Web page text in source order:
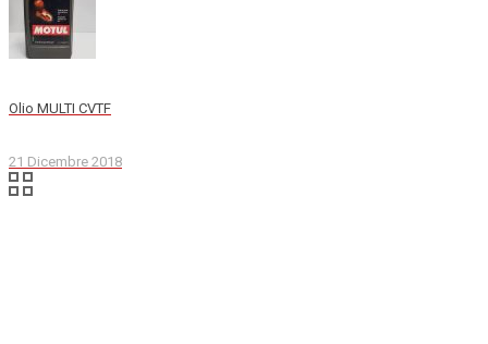
Olio MULTI CVTF
21 Dicembre 2018